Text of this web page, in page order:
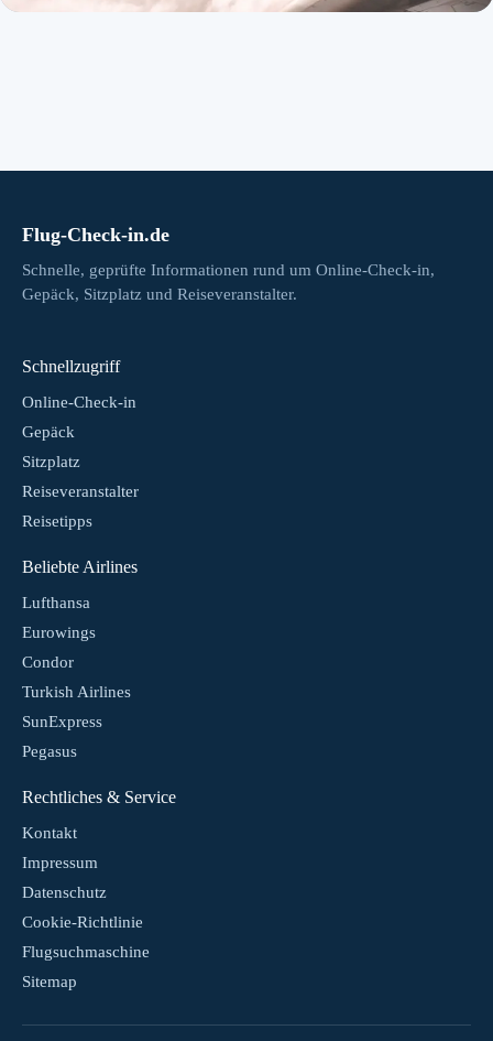
Flug-Check-in.de
Schnelle, geprüfte Informationen rund um Online-Check-in,
Gepäck, Sitzplatz und Reiseveranstalter.
Schnellzugriff
Online-Check-in
Gepäck
Sitzplatz
Reiseveranstalter
Reisetipps
Beliebte Airlines
Lufthansa
Eurowings
Condor
Turkish Airlines
SunExpress
Pegasus
Rechtliches & Service
Kontakt
Impressum
Datenschutz
Cookie-Richtlinie
Flugsuchmaschine
Sitemap